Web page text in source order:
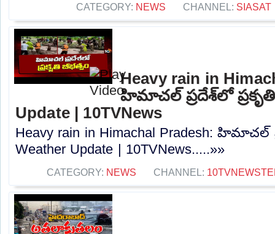
CATEGORY: NEWS CHANNEL: SIASAT
Heavy rain in
హిమాచల్ ప్రదేశ్‌లో
Update | 10TVNews
Heavy rain in Himachal Pradesh: హిమాచల్
Weather Update | 10TVNews.....»»
CATEGORY: NEWS CHANNEL: